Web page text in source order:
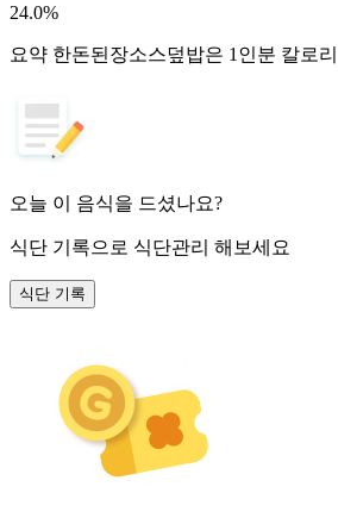
24.0%
요약 한돈된장소스덮밥은 1인분 칼로
오늘 이 음식을 드셨나요?
식단 기록으로 식단관리 해보세요
식단 기록